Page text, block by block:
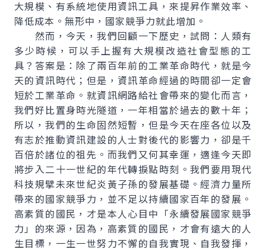
大規模、有系統地使用資訊工具，來提昇作業效率、
降低成本。無形中，國家競爭力就此增加。
然而，今天，我們回顧一下歷史，試問：人類有
多少時候，可以手上握有大規模改造社會型態的工
具？答案是：除了兩百年前的工業革命時代，就是今
天的資訊時代；但是，資訊革命經過的時間卻一定會
短於工業革命。就資訊網路給社會帶來的變化而言，
我們好比置身時光隧道，一年相當於過去的數十年；
所以，我們的生命固然短暫，但是今天在座各位以及
有志於推動資訊建設的人士對後代的影響力，卻是千
百倍於諸位的祖先。而我們又何其幸運，適逢今天即
將步入二十一世紀的年代轉捩點時刻。我們要用現代
科技規擘未來世紀炎黃子孫的發展基礎。經濟力量所
帶來的國家競爭力，並不足以持續國家百年的發展。
高素質的國民，才是本人心目中「永續發展國家競爭
力」的來源，因為，高素質的國民，才會有遠大的人
生目標，一生一世努力不懈的自我實現、自我發揮，